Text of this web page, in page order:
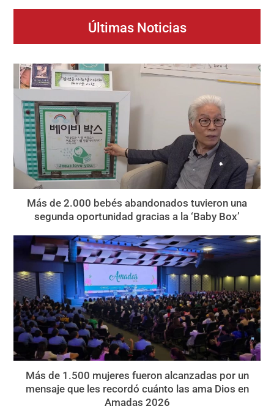
Últimas Noticias
Más de 2.000 bebés abandonados tuvieron una
segunda oportunidad gracias a la ‘Baby Box’
Más de 1.500 mujeres fueron alcanzadas por un
mensaje que les recordó cuánto las ama Dios en
Amadas 2026